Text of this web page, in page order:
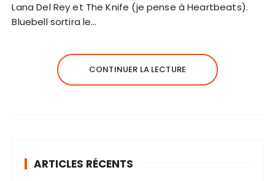
Lana Del Rey et The Knife (je pense à Heartbeats).
Bluebell sortira le…
CONTINUER LA LECTURE
ARTICLES RÉCENTS